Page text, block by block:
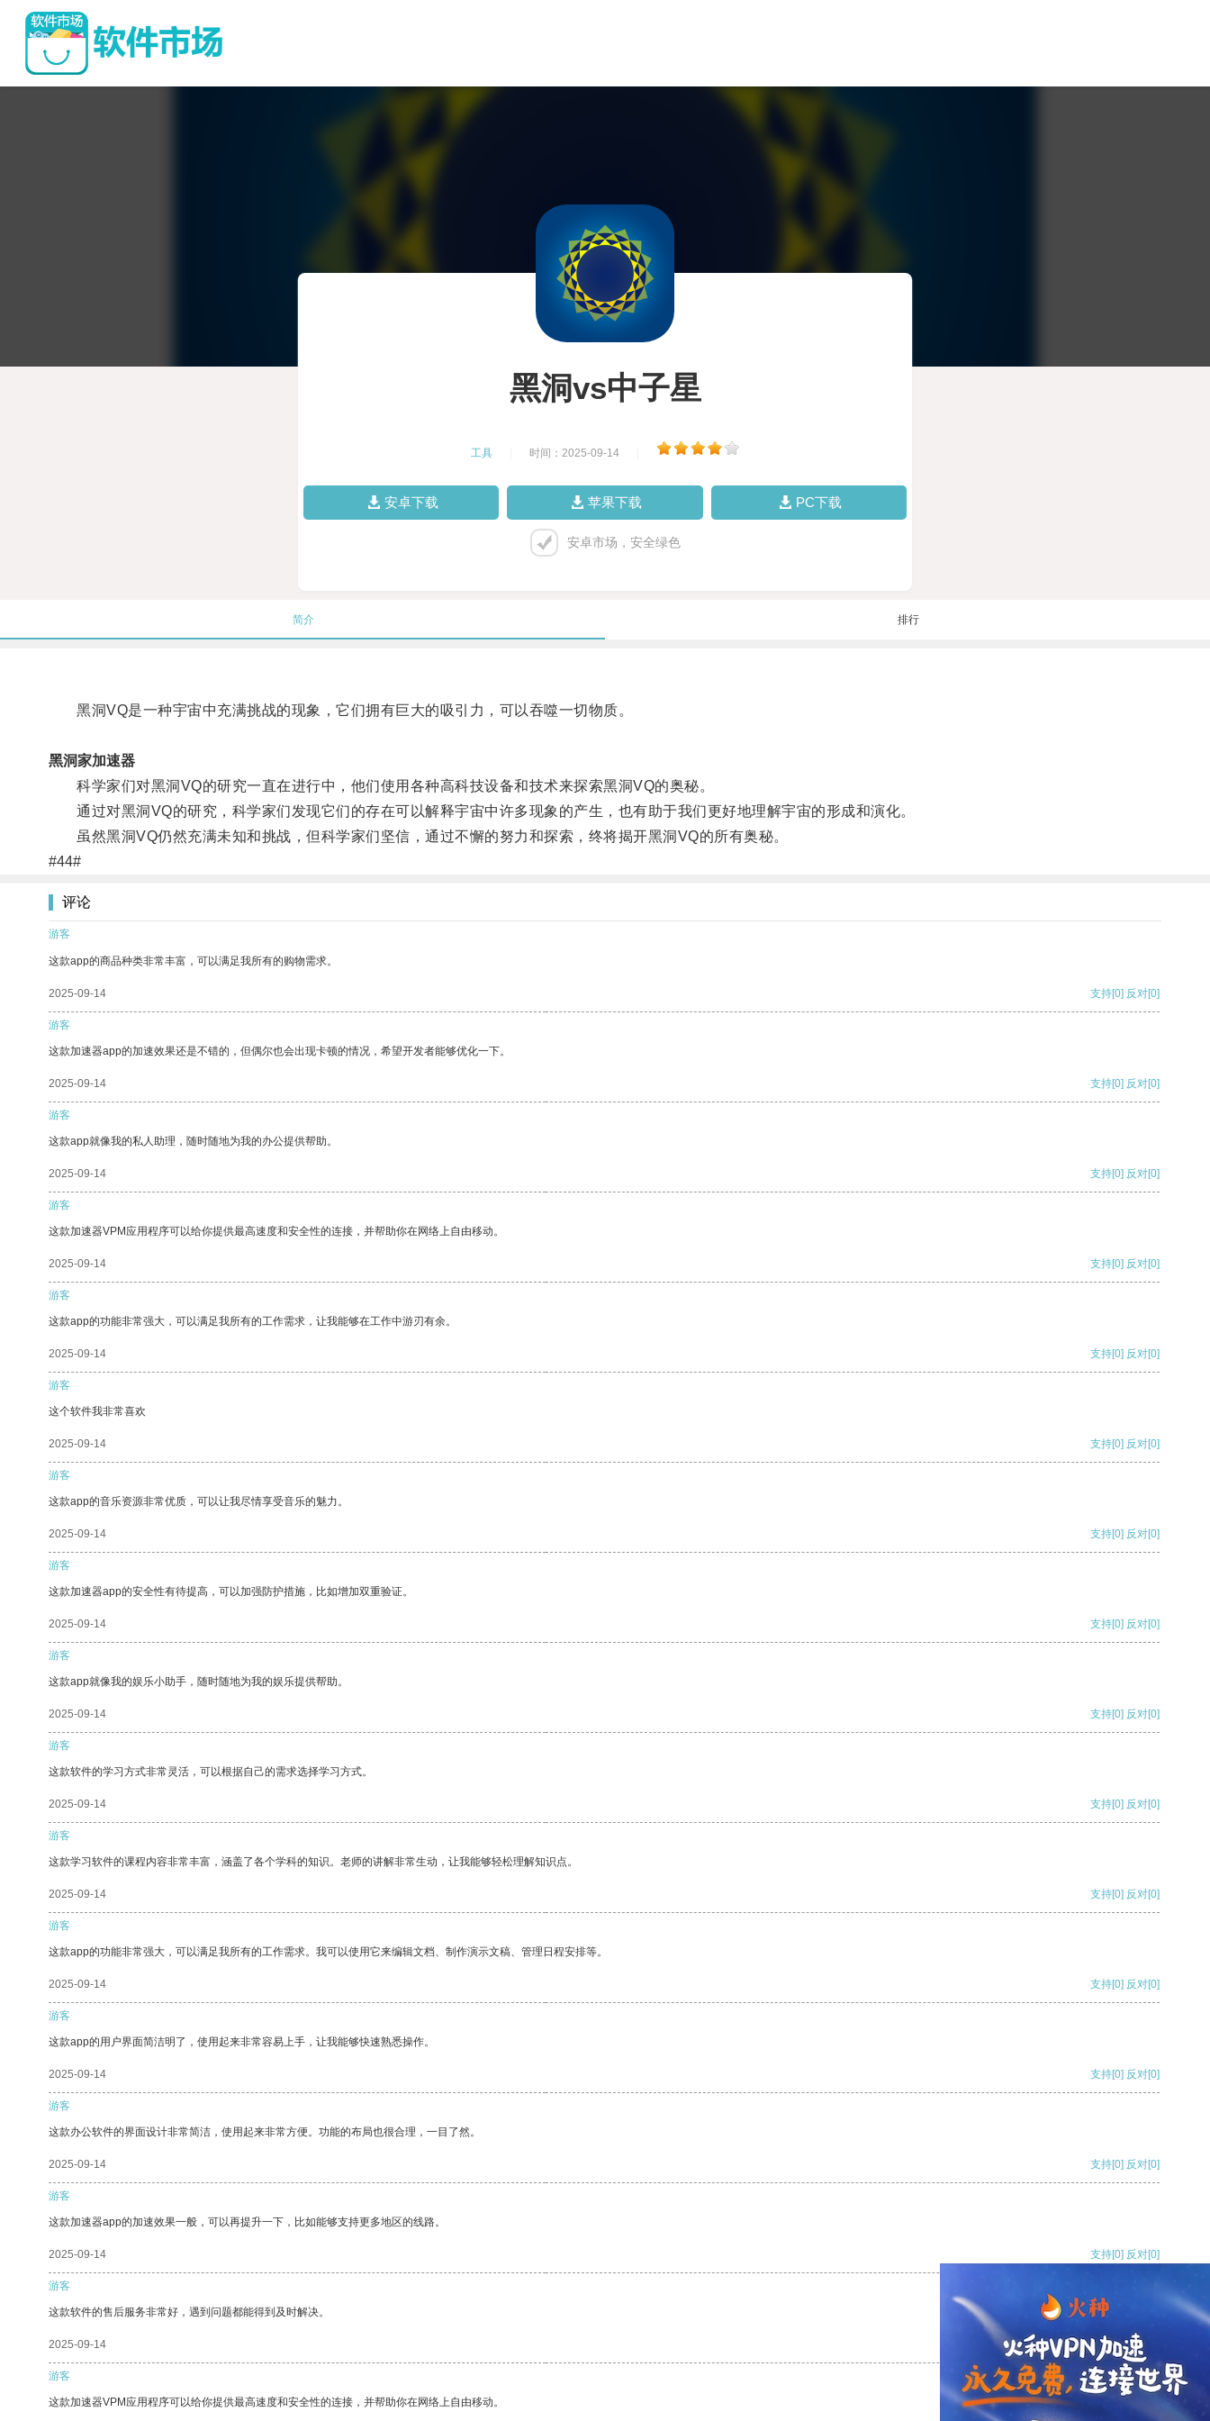
黑洞vs中子星
工具 时间：2025-09-14
安卓下载 苹果下载 PC下载
安卓市场，安全绿色
简介 排行
黑洞VQ是一种宇宙中充满挑战的现象，它们拥有巨大的吸引力，可以吞噬一切物质。
黑洞家加速器
科学家们对黑洞VQ的研究一直在进行中，他们使用各种高科技设备和技术来探索黑洞VQ的奥秘。
通过对黑洞VQ的研究，科学家们发现它们的存在可以解释宇宙中许多现象的产生，也有助于我们更好地理解宇宙的形成和演化。
虽然黑洞VQ仍然充满未知和挑战，但科学家们坚信，通过不懈的努力和探索，终将揭开黑洞VQ的所有奥秘。
#44#
评论
游客
这款app的商品种类非常丰富，可以满足我所有的购物需求。
2025-09-14 支持[0] 反对[0]
游客
这款加速器app的加速效果还是不错的，但偶尔也会出现卡顿的情况，希望开发者能够优化一下。
2025-09-14 支持[0] 反对[0]
游客
这款app就像我的私人助理，随时随地为我的办公提供帮助。
2025-09-14 支持[0] 反对[0]
游客
这款加速器VPM应用程序可以给你提供最高速度和安全性的连接，并帮助你在网络上自由移动。
2025-09-14 支持[0] 反对[0]
游客
这款app的功能非常强大，可以满足我所有的工作需求，让我能够在工作中游刃有余。
2025-09-14 支持[0] 反对[0]
游客
这个软件我非常喜欢
2025-09-14 支持[0] 反对[0]
游客
这款app的音乐资源非常优质，可以让我尽情享受音乐的魅力。
2025-09-14 支持[0] 反对[0]
游客
这款加速器app的安全性有待提高，可以加强防护措施，比如增加双重验证。
2025-09-14 支持[0] 反对[0]
游客
这款app就像我的娱乐小助手，随时随地为我的娱乐提供帮助。
2025-09-14 支持[0] 反对[0]
游客
这款软件的学习方式非常灵活，可以根据自己的需求选择学习方式。
2025-09-14 支持[0] 反对[0]
游客
这款学习软件的课程内容非常丰富，涵盖了各个学科的知识。老师的讲解非常生动，让我能够轻松理解知识点。
2025-09-14 支持[0] 反对[0]
游客
这款app的功能非常强大，可以满足我所有的工作需求。我可以使用它来编辑文档、制作演示文稿、管理日程安排等。
2025-09-14 支持[0] 反对[0]
游客
这款app的用户界面简洁明了，使用起来非常容易上手，让我能够快速熟悉操作。
2025-09-14 支持[0] 反对[0]
游客
这款办公软件的界面设计非常简洁，使用起来非常方便。功能的布局也很合理，一目了然。
2025-09-14 支持[0] 反对[0]
游客
这款加速器app的加速效果一般，可以再提升一下，比如能够支持更多地区的线路。
2025-09-14 支持[0] 反对[0]
游客
这款软件的售后服务非常好，遇到问题都能得到及时解决。
2025-09-14 支持[0] 反对
游客
这款加速器VPM应用程序可以给你提供最高速度和安全性的连接，并帮助你在网络上自由移动。